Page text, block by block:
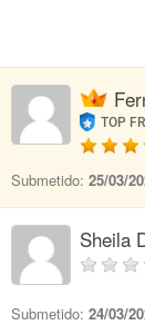
TOP
Submetido: 25/03/
Sheila
Submetido: 24/03/